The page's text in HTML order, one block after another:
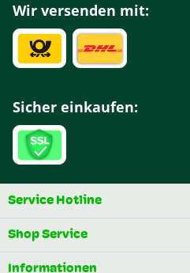
Wir versenden mit:
Sicher einkaufen:
Service Hotline
Shop Service
Informationen